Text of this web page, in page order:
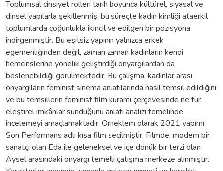
Toplumsal cinsiyet rolleri tarih boyunca kültürel, siyasal ve
dinsel yapılarla şekillenmiş, bu süreçte kadın kimliği ataerkil
toplumlarda çoğunlukla ikincil ve edilgen bir pozisyona
indirgenmiştir. Bu eşitsiz yapının yalnızca erkek
egemenliğinden değil, zaman zaman kadınların kendi
hemcinslerine yönelik geliştirdiği önyargılardan da
beslenebildiği görülmektedir. Bu çalışma, kadınlar arası
önyargıların feminist sinema anlatılarında nasıl temsil edildiğini
ve bu temsillerin feminist film kuramı çerçevesinde ne tür
eleştirel imkânlar sunduğunu anlatı analizi temelinde
incelemeyi amaçlamaktadır. Örneklem olarak 2021 yapımı
Son Performans adlı kısa film seçilmiştir. Filmde, modern bir
sanatçı olan Eda ile geleneksel ve içe dönük bir terzi olan
Aysel arasındaki önyargı temelli çatışma merkeze alınmıştır.